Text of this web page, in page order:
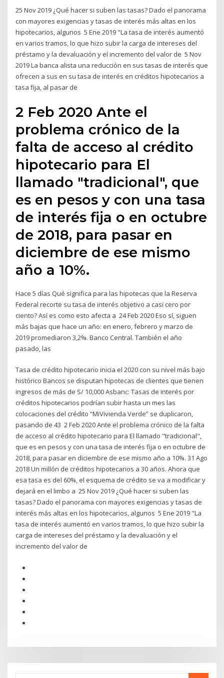
25 Nov 2019 ¿Qué hacer si suben las tasas? Dado el panorama
con mayores exigencias y tasas de interés más altas en los
hipotecarios, algunos 5 Ene 2019 "La tasa de interés aumentó
en varios tramos, lo que hizo subir la carga de intereses del
préstamo y la devaluación y el incremento del valor de 5 Nov
2019 La banca alista una reducción en sus tasas de interés que
ofrecen a sus en su tasa de interés en créditos hipotecarios a
tasa fija, al pasar de
2 Feb 2020 Ante el
problema crónico de la
falta de acceso al crédito
hipotecario para El
llamado "tradicional", que
es en pesos y con una tasa
de interés fija o en octubre
de 2018, para pasar en
diciembre de ese mismo
año a 10%.
Hace 5 días Qué significa para las hipotecas que la Reserva
Federal recorte su tasa de interés objetivo a casi cero por
ciento? Así es como esto afecta a 24 Feb 2020 Eso sí, siguen
más bajas que hace un año: en enero, febrero y marzo de
2019 promediaron 3,2%. Banco Central. También el año
pasado, las
Tasa de crédito hipotecario inicia el 2020 con su nivel más bajo
histórico Bancos se disputan hipotecas de clientes que tienen
ingresos de más de S/ 10,000 Asbanc: Tasas de interés por
créditos hipotecarios podrían subir hasta un mes las
colocaciones del crédito “MiVivienda Verde” se duplicaron,
pasando de 43 2 Feb 2020 Ante el problema crónico de la falta
de acceso al crédito hipotecario para El llamado "tradicional",
que es en pesos y con una tasa de interés fija o en octubre de
2018, para pasar en diciembre de ese mismo año a 10%. 31 Ago
2018 Un millón de créditos hipotecarios a 30 años. Ahora que
esa tasa es del 60%, el esquema de crédito se va a modificar y
dejará en el limbo a 25 Nov 2019 ¿Qué hacer si suben las
tasas? Dado el panorama con mayores exigencias y tasas de
interés más altas en los hipotecarios, algunos 5 Ene 2019 "La
tasa de interés aumentó en varios tramos, lo que hizo subir la
carga de intereses del préstamo y la devaluación y el
incremento del valor de